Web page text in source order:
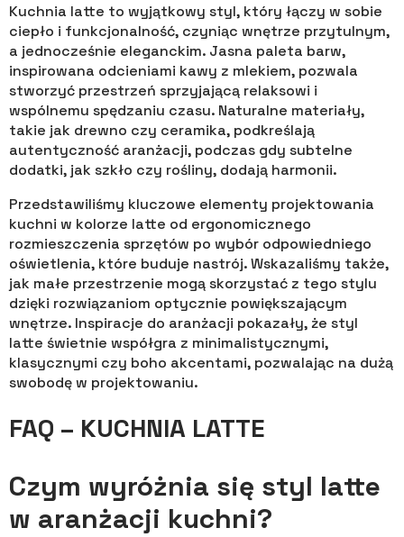
Kuchnia latte to wyjątkowy styl, który łączy w sobie
ciepło i funkcjonalność, czyniąc wnętrze przytulnym,
a jednocześnie eleganckim. Jasna paleta barw,
inspirowana odcieniami kawy z mlekiem, pozwala
stworzyć przestrzeń sprzyjającą relaksowi i
wspólnemu spędzaniu czasu. Naturalne materiały,
takie jak drewno czy ceramika, podkreślają
autentyczność aranżacji, podczas gdy subtelne
dodatki, jak szkło czy rośliny, dodają harmonii.
Przedstawiliśmy kluczowe elementy projektowania
kuchni w kolorze latte od ergonomicznego
rozmieszczenia sprzętów po wybór odpowiedniego
oświetlenia, które buduje nastrój. Wskazaliśmy także,
jak małe przestrzenie mogą skorzystać z tego stylu
dzięki rozwiązaniom optycznie powiększającym
wnętrze. Inspiracje do aranżacji pokazały, że styl
latte świetnie współgra z minimalistycznymi,
klasycznymi czy boho akcentami, pozwalając na dużą
swobodę w projektowaniu.
FAQ – KUCHNIA LATTE
Czym wyróżnia się styl latte
w aranżacji kuchni?